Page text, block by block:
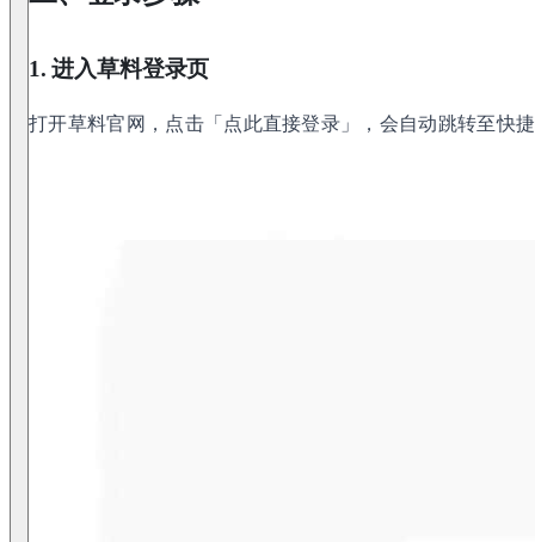
1. 进入草料登录页
打开草料官网，点击「点此直接登录」，会自动跳转至快